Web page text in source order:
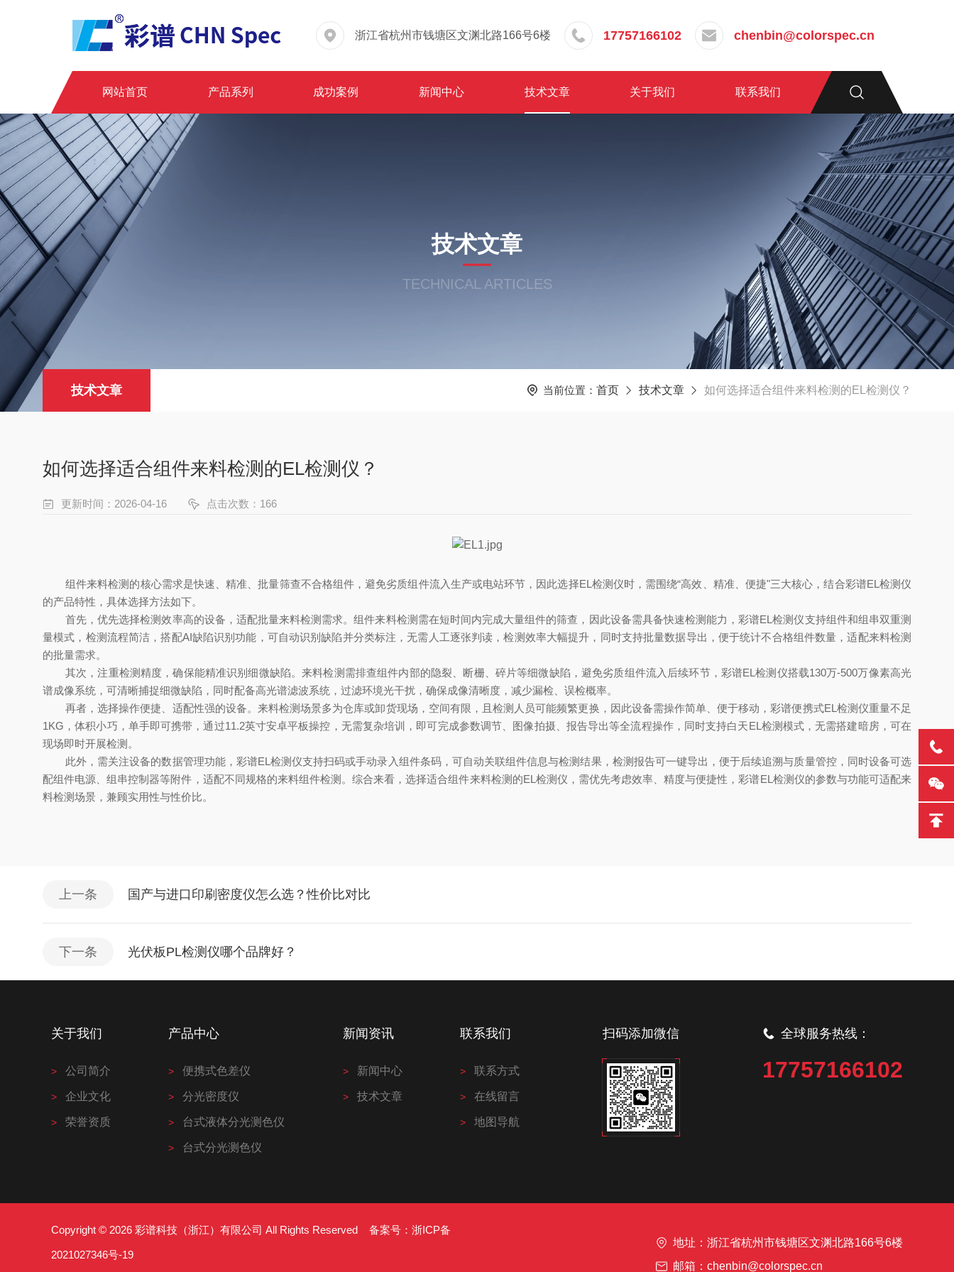
浙江省杭州市钱塘区文渊北路166号6楼 17757166102 chenbin@colorspec.cn
网站首页 产品系列 成功案例 新闻中心 技术文章 关于我们 联系我们
技术文章
TECHNICAL ARTICLES
技术文章 当前位置： 首页 技术文章 如何选择适合组件来料检测的EL检测仪？
如何选择适合组件来料检测的EL检测仪？
更新时间：2026-04-16 点击次数：166
组件来料检测的核心需求是快速、精准、批量筛查不合格组件，避免劣质组件流入生产或电站环节，因此选择EL检测仪时，需围绕“高效、精准、便捷"三大核心，结合彩谱EL检测仪
的产品特性，具体选择方法如下。
首先，优先选择检测效率高的设备，适配批量来料检测需求。组件来料检测需在短时间内完成大量组件的筛查，因此设备需具备快速检测能力，彩谱EL检测仪支持组件和组串双重测
量模式，检测流程简洁，搭配AI缺陷识别功能，可自动识别缺陷并分类标注，无需人工逐张判读，检测效率大幅提升，同时支持批量数据导出，便于统计不合格组件数量，适配来料检测
的批量需求。
其次，注重检测精度，确保能精准识别细微缺陷。来料检测需排查组件内部的隐裂、断栅、碎片等细微缺陷，避免劣质组件流入后续环节，彩谱EL检测仪搭载130万-500万像素高光
谱成像系统，可清晰捕捉细微缺陷，同时配备高光谱滤波系统，过滤环境光干扰，确保成像清晰度，减少漏检、误检概率。
再者，选择操作便捷、适配性强的设备。来料检测场景多为仓库或卸货现场，空间有限，且检测人员可能频繁更换，因此设备需操作简单、便于移动，彩谱便携式EL检测仪重量不足
1KG，体积小巧，单手即可携带，通过11.2英寸安卓平板操控，无需复杂培训，即可完成参数调节、图像拍摄、报告导出等全流程操作，同时支持白天EL检测模式，无需搭建暗房，可在
现场即时开展检测。
此外，需关注设备的数据管理功能，彩谱EL检测仪支持扫码或手动录入组件条码，可自动关联组件信息与检测结果，检测报告可一键导出，便于后续追溯与质量管控，同时设备可选
配组件电源、组串控制器等附件，适配不同规格的来料组件检测。综合来看，选择适合组件来料检测的EL检测仪，需优先考虑效率、精度与便捷性，彩谱EL检测仪的参数与功能可适配来
料检测场景，兼顾实用性与性价比。
上一条 国产与进口印刷密度仪怎么选？性价比对比
下一条 光伏板PL检测仪哪个品牌好？
关于我们
公司简介
企业文化
荣誉资质
产品中心
便携式色差仪
分光密度仪
台式液体分光测色仪
台式分光测色仪
新闻资讯
新闻中心
技术文章
联系我们
联系方式
在线留言
地图导航
扫码添加微信 全球服务热线：
17757166102
Copyright © 2026 彩谱科技（浙江）有限公司 All Rights Reserved 备案号： 浙ICP备
2021027346号-19
地址：浙江省杭州市钱塘区文渊北路166号6楼
邮箱：chenbin@colorspec.cn